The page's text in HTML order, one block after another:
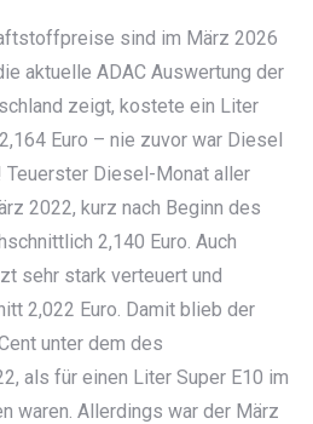
sind im März 2026
aktuelle ADAC Auswertung der
zeigt, kostete ein Liter
Euro – nie zuvor war Diesel
Diesel-Monat aller
2022, kurz nach Beginn des
2,140 Euro. Auch
sehr stark verteuert und
2,022 Euro. Damit blieb der
unter dem des
als für einen Liter Super E10 im
waren. Allerdings war der März